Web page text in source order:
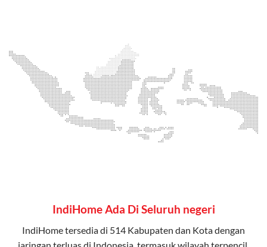
IndiHome Ada Di Seluruh negeri
IndiHome tersedia di 514 Kabupaten dan Kota dengan